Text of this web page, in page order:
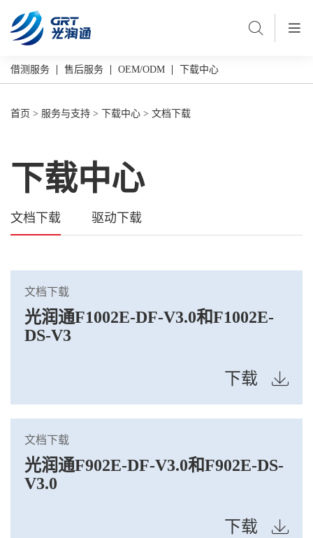
借测服务 售后服务 OEM/ODM 下载中心
首页 > 服务与支持 > 下载中心 > 文档下载
下载中心
文档下载 驱动下载
文档下载
光润通F1002E-DF-V3.0和F1002E-
DS-V3
下载
文档下载
光润通F902E-DF-V3.0和F902E-DS-
V3.0
下载